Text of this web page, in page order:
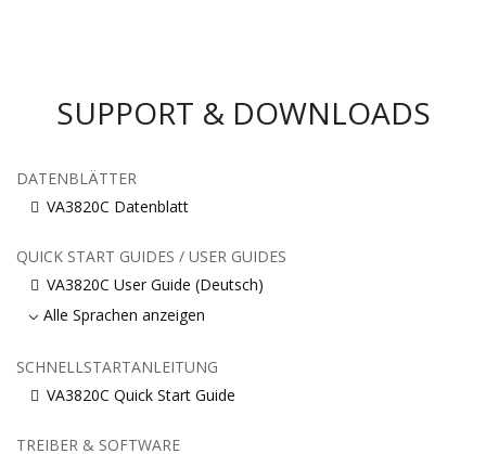
SUPPORT & DOWNLOADS
DATENBLÄTTER
VA3820C Datenblatt
QUICK START GUIDES / USER GUIDES
VA3820C User Guide (Deutsch)
Alle Sprachen anzeigen
SCHNELLSTARTANLEITUNG
VA3820C Quick Start Guide
TREIBER & SOFTWARE